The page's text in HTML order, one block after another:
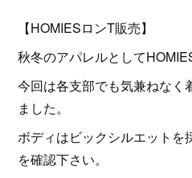
【HOMIESロンT販売】
秋冬のアパレルとして
今回は各支部でも気兼ねなく
ました。
ボディはビックシルエットを
を確認下さい。